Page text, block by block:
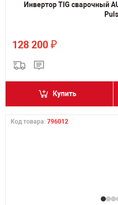
Инвертор TIG сварочный
128 200 ₽
Купить
Код товара: 796012